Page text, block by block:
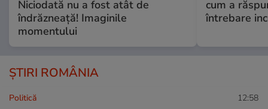
Niciodată nu a fost atât de
îndrăzneață! Imaginile
momentului
cum a
întrebare
ȘTIRI ROMÂNIA
Politică 12:58